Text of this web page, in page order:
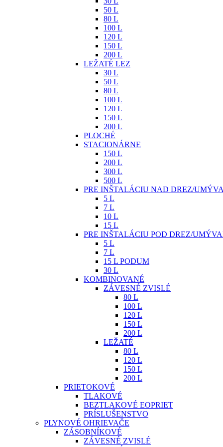
50 L
80 L
100 L
120 L
150 L
200 L
LEŽATÉ LEZ
30 L
50 L
80 L
100 L
120 L
150 L
200 L
PLOCHÉ
STACIONÁRNE
150 L
200 L
300 L
500 L
PRE INŠTALÁCIU NAD DREZ/
5 L
7 L
10 L
15 L
PRE INŠTALÁCIU POD DREZ/
5 L
7 L
15 L PODUM
30 L
KOMBINOVANÉ
ZÁVESNÉ ZVISLÉ
80 L
100 L
120 L
150 L
200 L
LEŽATÉ
80 L
120 L
150 L
200 L
PRIETOKOVÉ
TLAKOVÉ
BEZTLAKOVÉ EOPRIET
PRÍSLUŠENSTVO
PLYNOVÉ OHRIEVAČE
ZÁSOBNÍKOVÉ
ZÁVESNÉ ZVISLÉ